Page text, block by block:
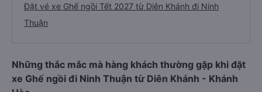
Đặt vé xe Ghế ngồi Tết 2027 từ Diên Khánh đi Ninh
Thuận
Những thắc mắc mà hàng khách thường gặp khi đặt
xe Ghế ngồi đi Ninh Thuận từ Diên Khánh - Khánh